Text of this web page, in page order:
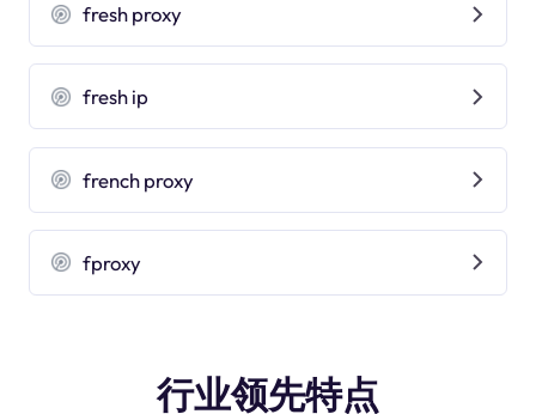
fresh proxy
fresh ip
french proxy
fproxy
行业领先特点